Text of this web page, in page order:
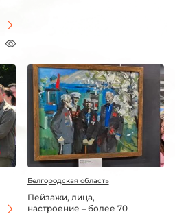
Белгородская область
Пейзажи, лица,
настроение – более 70